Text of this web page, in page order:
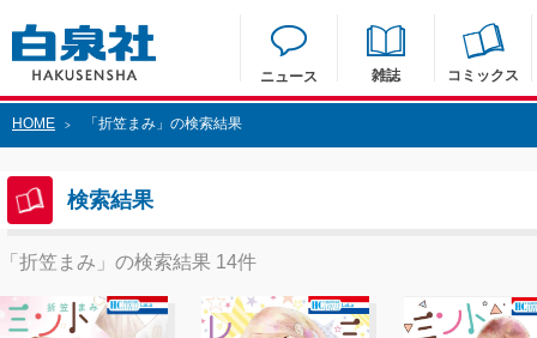
ニュース 雑誌 コミックス
HOME > 「折笠まみ」の検索結果
検索結果
「折笠まみ」の検索結果 14件